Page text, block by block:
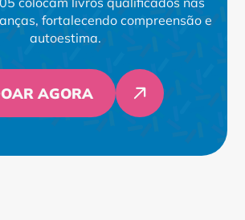
fortalecendo compreensão e
autoestima.
AGORA